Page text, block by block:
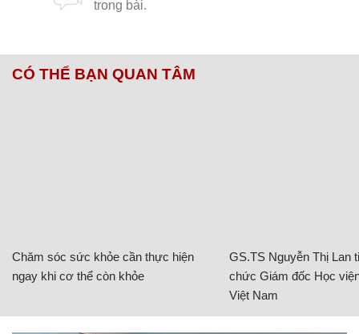
CÓ THỂ BẠN QUAN TÂM
Chăm sóc sức khỏe cần thực hiện
ngay khi cơ thể còn khỏe
GS.TS Nguyễn Thị Lan
chức Giám đốc Học
Việt Nam